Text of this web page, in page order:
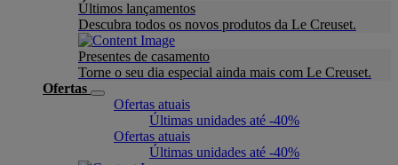
Últimos lançamentos
Descubra todos os novos produtos da Le Creuset.
Presentes de casamento
Torne o seu dia especial ainda mais com Le Creuset.
Ofertas
Ofertas atuais
Últimas unidades até -40%
Ofertas atuais
Últimas unidades até -40%